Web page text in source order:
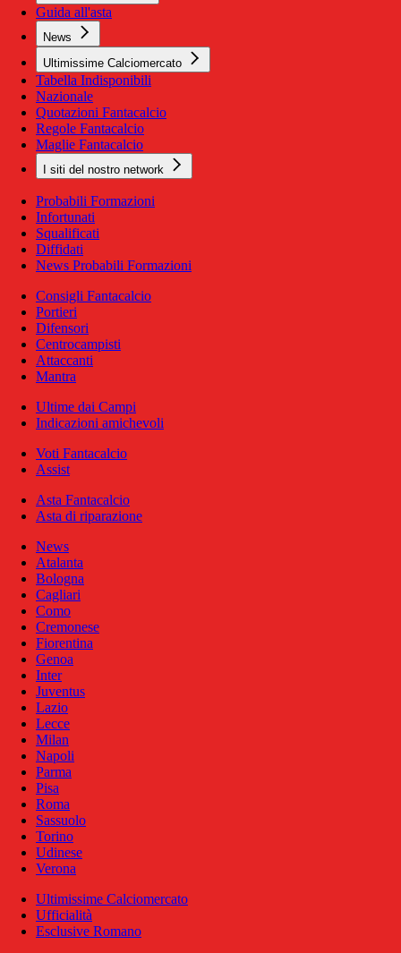
Guida all'asta
News
Ultimissime Calciomercato
Tabella Indisponibili
Nazionale
Quotazioni Fantacalcio
Regole Fantacalcio
Maglie Fantacalcio
I siti del nostro network
Probabili Formazioni
Infortunati
Squalificati
Diffidati
News Probabili Formazioni
Consigli Fantacalcio
Portieri
Difensori
Centrocampisti
Attaccanti
Mantra
Ultime dai Campi
Indicazioni amichevoli
Voti Fantacalcio
Assist
Asta Fantacalcio
Asta di riparazione
News
Atalanta
Bologna
Cagliari
Como
Cremonese
Fiorentina
Genoa
Inter
Juventus
Lazio
Lecce
Milan
Napoli
Parma
Pisa
Roma
Sassuolo
Torino
Udinese
Verona
Ultimissime Calciomercato
Ufficialità
Esclusive Romano